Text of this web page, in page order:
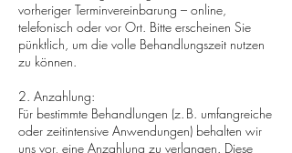
vorheriger Terminvereinbarung – online,
telefonisch oder vor Ort. Bitte erscheinen Sie
pünktlich, um die volle Behandlungszeit nutzen
zu können.
2. Anzahlung:
Für bestimmte Behandlungen (z. B. umfangreiche
oder zeitintensive Anwendungen) behalten wir
uns vor, eine Anzahlung zu verlangen. Diese